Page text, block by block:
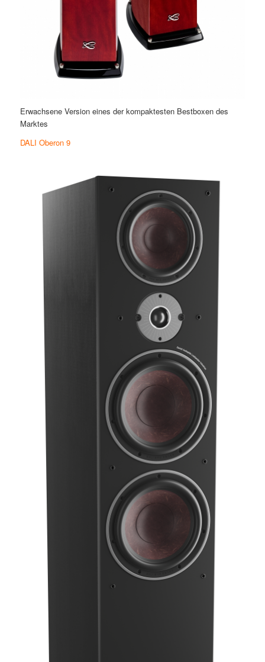
Erwachsene Version eines der kompaktesten Bestboxen des
Marktes
DALI Oberon 9